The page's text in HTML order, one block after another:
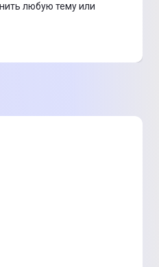
любую тему или